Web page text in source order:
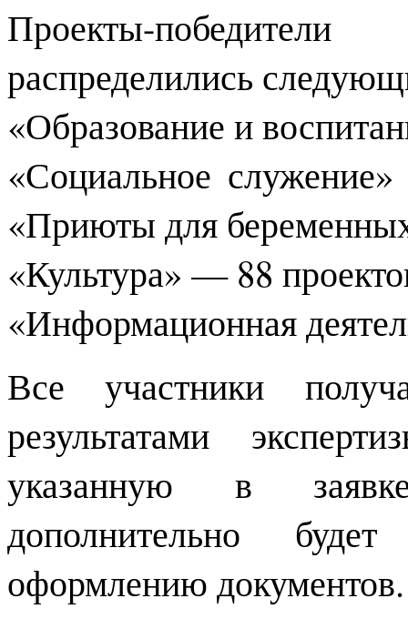
Проекты-
распределились
«Образование и
«Социальное
«Приюты для
«Культура» — 88
«Информационная
Все участники
результатами
указанную в
дополнительно
оформлению документов.